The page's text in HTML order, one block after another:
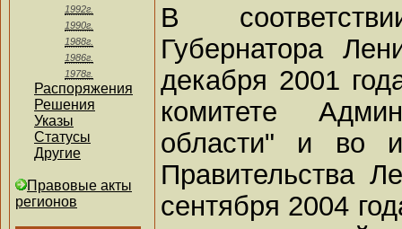
1992г.
1990г.
1988г.
1986г.
1978г.
Распоряжения
Решения
Указы
Статусы
Другие
Правовые акты
регионов
В
Губернатора
декабря 2001
комитете
области" и во
Правительства
сентября 2004